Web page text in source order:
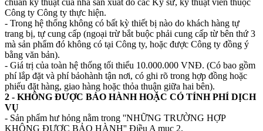
Công ty Công ty thực hiện.
- Trong hệ thống không có bất kỳ thiết bị nào do khách hàng tự
trang bị, tự cung cấp (ngoại trừ bắt buộc phải cung cấp từ bên thứ 3
mà sản phẩm đó không có tại Công ty, hoặc được Công ty đồng ý
bằng văn bản).
- Giá trị của toàn hệ thống tối thiểu 10.000.000 VNĐ. (Có bao gồm
phí lắp đặt và phí bảohành tận nơi, có ghi rõ trong hợp đồng hoặc
phiếu đặt hàng, giao hàng hoặc thỏa thuận giữa hai bên).
2 - KHÔNG ĐƯỢC BẢO HÀNH HOẶC CÓ TÍNH PHÍ DỊCH
VỤ
- Sản phẩm hư hỏng nằm trong ''NHỮNG TRƯỜNG HỢP
KHÔNG ĐƯỢC BẢO HÀNH'' Điều A mục 2.